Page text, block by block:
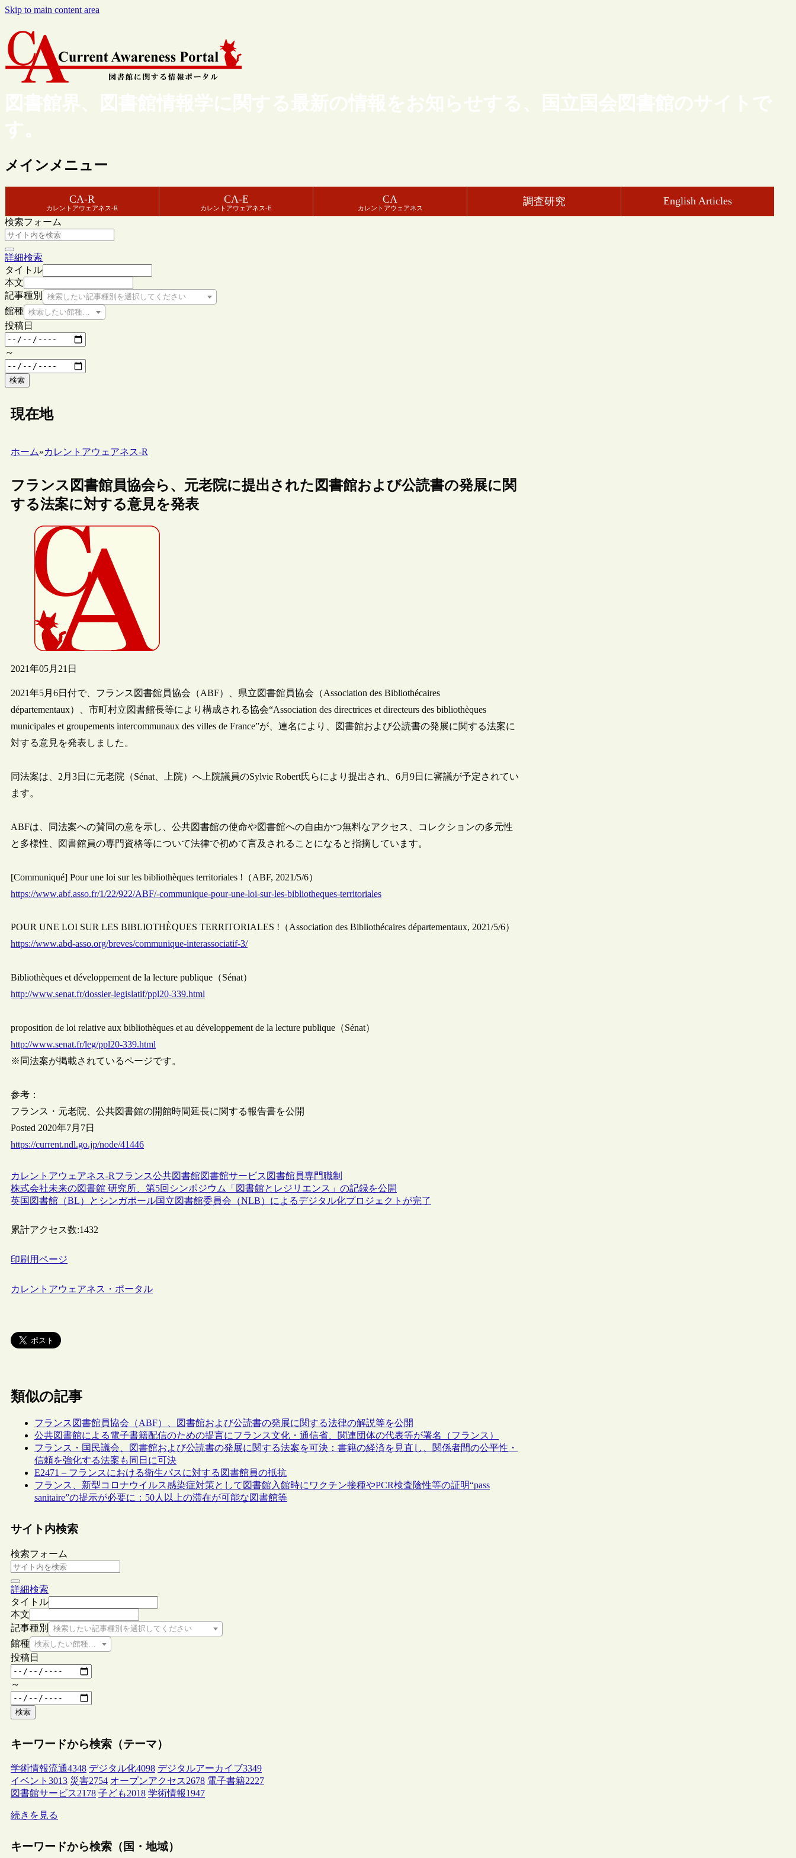
Skip to main content area
図書館界、図書館情報学に関する最新の情報をお知らせする、国立国会図書館のサイトで
す。
メインメニュー
CA-R
カレントアウェアネス-R
CA-E
カレントアウェアネス-E
CA
カレントアウェアネス
調査研究 English Articles
検索フォーム
詳細検索
タイトル
本文
記事種別
検索したい記事種別を選択してください
館種 検索したい館種を選択してください
投稿日
～
検索
現在地
ホーム»カレントアウェアネス-R
フランス図書館員協会ら、元老院に提出された図書館および公読書の発展に関
する法案に対する意見を発表
2021年05月21日
2021年5月6日付で、フランス図書館員協会（ABF）、県立図書館員協会（Association des Bibliothécaires
départementaux）、市町村立図書館長等により構成される協会“Association des directrices et directeurs des bibliothèques
municipales et groupements intercommunaux des villes de France”が、連名により、図書館および公読書の発展に関する法案に
対する意見を発表しました。
同法案は、2月3日に元老院（Sénat、上院）へ上院議員のSylvie Robert氏らにより提出され、6月9日に審議が予定されてい
ます。
ABFは、同法案への賛同の意を示し、公共図書館の使命や図書館への自由かつ無料なアクセス、コレクションの多元性
と多様性、図書館員の専門資格等について法律で初めて言及されることになると指摘しています。
[Communiqué] Pour une loi sur les bibliothèques territoriales !（ABF, 2021/5/6）
https://www.abf.asso.fr/1/22/922/ABF/-communique-pour-une-loi-sur-les-bibliotheques-territoriales
POUR UNE LOI SUR LES BIBLIOTHÈQUES TERRITORIALES !（Association des Bibliothécaires départementaux, 2021/5/6）
https://www.abd-asso.org/breves/communique-interassociatif-3/
Bibliothèques et développement de la lecture publique（Sénat）
http://www.senat.fr/dossier-legislatif/ppl20-339.html
proposition de loi relative aux bibliothèques et au développement de la lecture publique（Sénat）
http://www.senat.fr/leg/ppl20-339.html
※同法案が掲載されているページです。
参考：
フランス・元老院、公共図書館の開館時間延長に関する報告書を公開
Posted 2020年7月7日
https://current.ndl.go.jp/node/41446
カレントアウェアネス-Rフランス公共図書館図書館サービス 図書館員専門職制
株式会社未来の図書館 研究所、第5回シンポジウム「図書館とレジリエンス」の記録を公開
英国図書館（BL）とシンガポール国立図書館委員会（NLB）によるデジタル化プロジェクトが完了
累計アクセス数:1432
印刷用ページ
カレントアウェアネス・ポータル
類似の記事
フランス図書館員協会（ABF）、図書館および公読書の発展に関する法律の解説等を公開
公共図書館による電子書籍配信のための提言にフランス文化・通信省、関連団体の代表等が署名（フランス）
フランス・国民議会、図書館および公読書の発展に関する法案を可決：書籍の経済を見直し、関係者間の公平性・
信頼を強化する法案も同日に可決
E2471 – フランスにおける衛生パスに対する図書館員の抵抗
フランス、新型コロナウイルス感染症対策として図書館入館時にワクチン接種やPCR検査陰性等の証明“pass
sanitaire”の提示が必要に：50人以上の滞在が可能な図書館等
サイト内検索
検索フォーム
詳細検索
タイトル
本文
記事種別
検索したい記事種別を選択してください
館種 検索したい館種を選択してください
投稿日
～
検索
キーワードから検索（テーマ）
学術情報流通4348 デジタル化4098 デジタルアーカイブ3349
イベント 3013 災害2754 オープンアクセス2678 電子書籍2227
図書館サービス2178 子ども2018 学術情報1947
続きを見る
キーワードから検索（国・地域）